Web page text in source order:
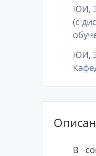
ЮИ,
(с
ЮИ,
В